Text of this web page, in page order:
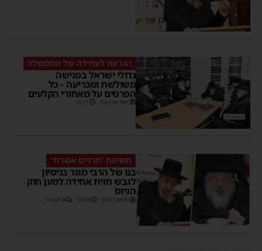
הכרעה לעתידה של הממשלה
גדולי ישראל בפגישה
משולשת ומכריעה – כל
הפרטים על מאחורי הקלעים
יוסי יחזקאלי 18:11
חשיפת 'חרדים אשדוד'
בנו של הרבי מגור בניסיון
לגבש חזית אחידה למען חוק
הגיוס
מנחם דויטש 13:43 3 תגובות